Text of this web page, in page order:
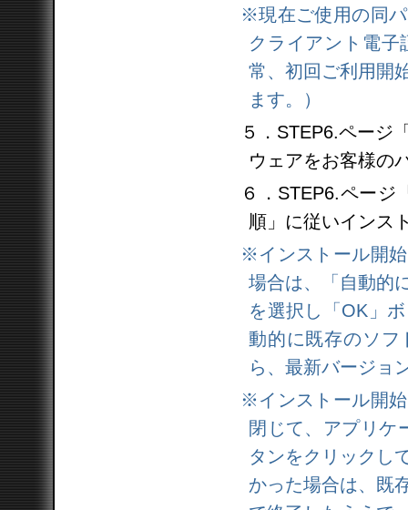
※現在ご使用の同
クライアント電子
常、初回ご利用開
ます。）
５．STEP6.ページ
ウェアをお客様の
６．STEP6.ペー
順」に従いインス
※インストール開
場合は、「自動的
を選択し「OK」
動的に既存のソフ
ら、最新バージョ
※インストール開
閉じて、アプリケ
タンをクリックし
かった場合は、既